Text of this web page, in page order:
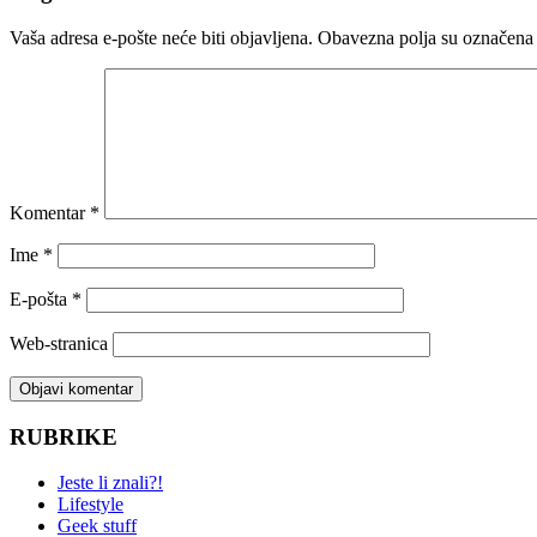
Vaša adresa e-pošte neće biti objavljena. Obavezna polja su
Komentar *
Ime *
E-pošta *
Web-stranica
RUBRIKE
Jeste li znali?!
Lifestyle
Geek stuff